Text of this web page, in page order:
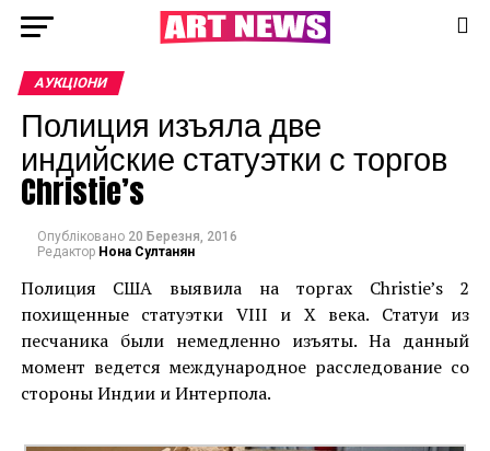
АУКЦІОНИ
Полиция изъяла две
индийские статуэтки с торгов
Christie’s
Опубліковано 20 Березня, 2016
Редактор Нона Султанян
Полиция США выявила на торгах Christie’s 2
похищенные статуэтки VIII и X века. Статуи из
песчаника были немедленно изъяты. На данный
момент ведется международное расследование со
стороны Индии и Интерпола.